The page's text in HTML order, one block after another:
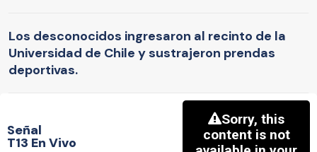
Los desconocidos ingresaron al recinto de la
Universidad de Chile y sustrajeron prendas
deportivas.
Señal
T13 En Vivo